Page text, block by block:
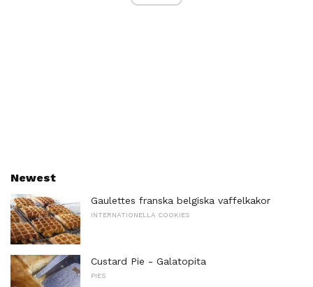
Newest
Gaulettes franska belgiska vaffelkakor
INTERNATIONELLA COOKIES
Custard Pie - Galatopita
PIES